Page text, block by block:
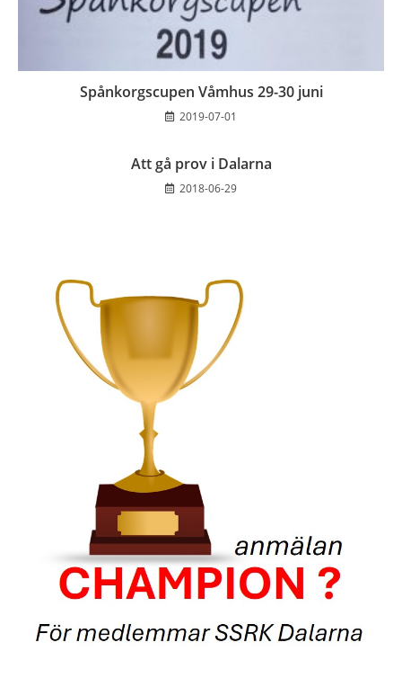
Spånkorgscupen Våmhus 29-30 juni
2019-07-01
Att gå prov i Dalarna
2018-06-29